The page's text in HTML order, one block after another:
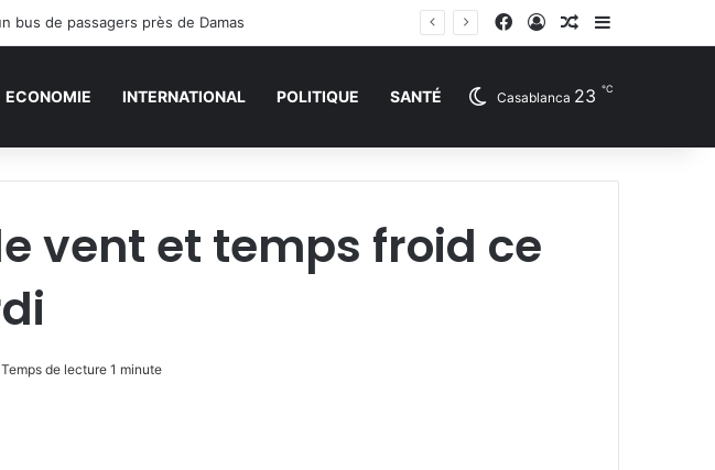
bus de passagers près de Damas Facebook
Connexion
Article Aléatoire
Sidebar
ECONOMIE INTERNATIONAL POLITIQUE SANTÉ Casablanca 23 ℃
vent et temps froid ce
de lecture 1 minute